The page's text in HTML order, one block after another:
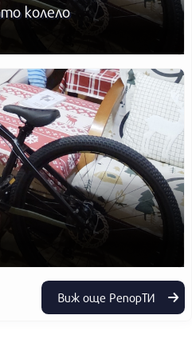
колело
Виж още РепорТИ